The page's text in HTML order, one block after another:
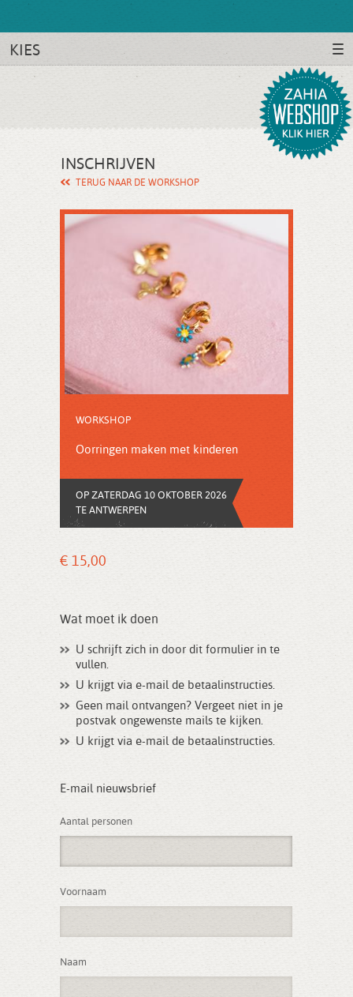
KIES
INSCHRIJVEN
TERUG NAAR DE WORKSHOP
WORKSHOP
Oorringen maken met kinderen
OP ZATERDAG 10 OKTOBER 2026
TE ANTWERPEN
€ 15,00
Wat moet ik doen
U schrijft zich in door dit formulier in te
vullen.
U krijgt via e-mail de betaalinstructies.
Geen mail ontvangen? Vergeet niet in je
postvak ongewenste mails te kijken.
U krijgt via e-mail de betaalinstructies.
Aantal personen
Voornaam
Naam
E-mail nieuwsbrief